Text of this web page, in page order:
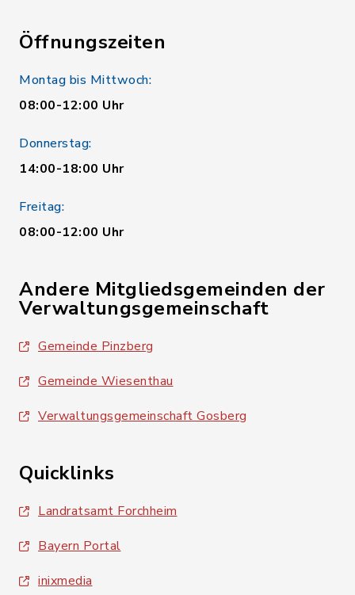
Öffnungszeiten
Montag bis Mittwoch:
08:00-12:00 Uhr
Donnerstag:
14:00-18:00 Uhr
Freitag:
08:00-12:00 Uhr
Andere Mitgliedsgemeinden der
Verwaltungsgemeinschaft
Gemeinde Pinzberg
Gemeinde Wiesenthau
Verwaltungsgemeinschaft Gosberg
Quicklinks
Landratsamt Forchheim
Bayern Portal
inixmedia